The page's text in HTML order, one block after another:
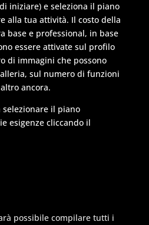
iniziare) e seleziona il piano
alla tua attività. Il costo della
base e professional, in base
essere attivate sul profilo
di immagini che possono
sul numero di funzioni
ancora.
il piano
esigenze cliccando il
possibile compilare tutti i